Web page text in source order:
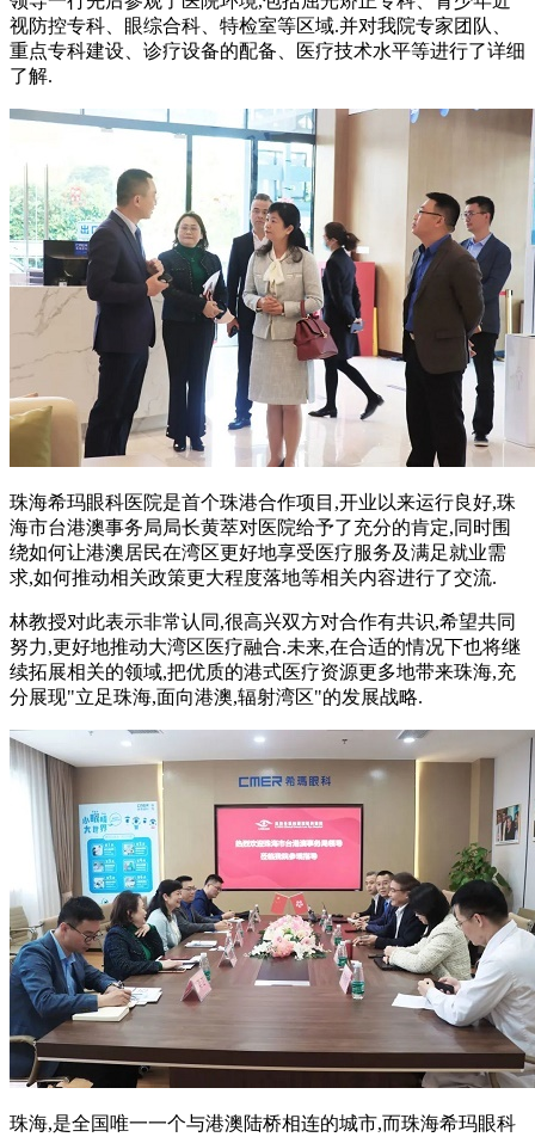
视防控专科、眼综合科、特检室等区域.并对我院专家团队、
重点专科建设、诊疗设备的配备、医疗技术水平等进行了详细
了解.
珠海希玛眼科医院是首个珠港合作项目,开业以来运行良好,珠
海市台港澳事务局局长黄萃对医院给予了充分的肯定,同时围
绕如何让港澳居民在湾区更好地享受医疗服务及满足就业需
求,如何推动相关政策更大程度落地等相关内容进行了交流.
林教授对此表示非常认同,很高兴双方对合作有共识,希望共同
努力,更好地推动大湾区医疗融合.未来,在合适的情况下也将继
续拓展相关的领域,把优质的港式医疗资源更多地带来珠海,充
分展现"立足珠海,面向港澳,辐射湾区"的发展战略.
珠海,是全国唯一一个与港澳陆桥相连的城市,而珠海希玛眼科